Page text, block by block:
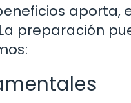
preparación